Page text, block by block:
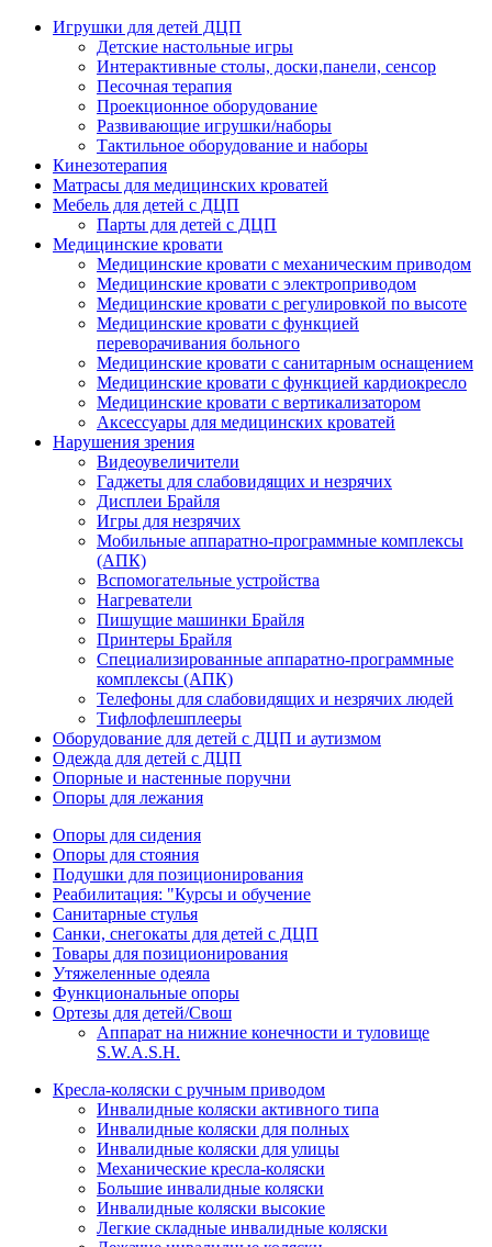
Игрушки для детей ДЦП
Детские настольные игры
Интерактивные столы, доски,панели, сенсор
Песочная терапия
Проекционное оборудование
Развивающие игрушки/наборы
Тактильное оборудование и наборы
Кинезотерапия
Матрасы для медицинских кроватей
Мебель для детей с ДЦП
Парты для детей с ДЦП
Медицинские кровати
Медицинские кровати с механическим приводом
Медицинские кровати с электроприводом
Медицинские кровати с регулировкой по высоте
Медицинские кровати с функцией
переворачивания больного
Медицинские кровати с санитарным оснащением
Медицинские кровати с функцией кардиокресло
Медицинские кровати с вертикализатором
Аксессуары для медицинских кроватей
Нарушения зрения
Видеоувеличители
Гаджеты для слабовидящих и незрячих
Дисплеи Брайля
Игры для незрячих
Мобильные аппаратно-программные комплексы
(АПК)
Вспомогательные устройства
Нагреватели
Пишущие машинки Брайля
Принтеры Брайля
Специализированные аппаратно-программные
комплексы (АПК)
Телефоны для слабовидящих и незрячих людей
Тифлофлешплееры
Оборудование для детей с ДЦП и аутизмом
Одежда для детей с ДЦП
Опорные и настенные поручни
Опоры для лежания
Опоры для сидения
Опоры для стояния
Подушки для позиционирования
Реабилитация: "Курсы и обучение
Санитарные стулья
Санки, снегокаты для детей с ДЦП
Товары для позиционирования
Утяжеленные одеяла
Функциональные опоры
Ортезы для детей/Свош
Аппарат на нижние конечности и туловище
S.W.A.S.H.
Кресла-коляски с ручным приводом
Инвалидные коляски активного типа
Инвалидные коляски для полных
Инвалидные коляски для улицы
Механические кресла-коляски
Большие инвалидные коляски
Инвалидные коляски высокие
Легкие складные инвалидные коляски